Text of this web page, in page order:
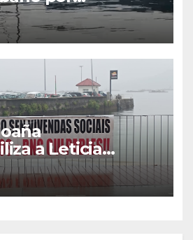
del agua tras
fecales
a Leticia
en riesgo la
de viviendas
As Raíñas